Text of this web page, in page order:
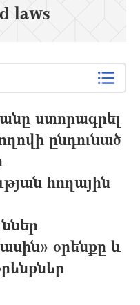
laws
ստորագրել
ընդունած
հողային
օրենքը և